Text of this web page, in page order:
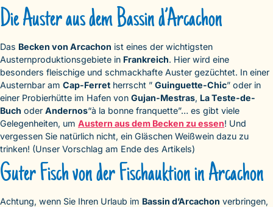
Die Auster aus dem Bassin d’Arcachon
Das Becken von Arcachon ist eines der wichtigsten
Austernproduktionsgebiete in Frankreich. Hier wird eine
besonders fleischige und schmackhafte Auster gezüchtet. In einer
Austernbar am Cap-Ferret herrscht ” Guinguette-Chic” oder in
einer Probierhütte im Hafen von Gujan-Mestras, La Teste-de-
Buch oder Andernos“à la bonne franquette”… es gibt viele
Gelegenheiten, um Austern aus dem Becken zu essen! Und
vergessen Sie natürlich nicht, ein Gläschen Weißwein dazu zu
trinken! (Unser Vorschlag am Ende des Artikels)
Guter Fisch von der Fischauktion in Arcachon
Achtung, wenn Sie Ihren Urlaub im Bassin d’Arcachon verbringen,